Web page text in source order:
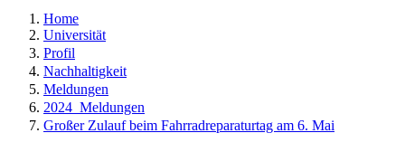
Home
Universität
Profil
Nachhaltigkeit
Meldungen
2024_Meldungen
Großer Zulauf beim Fahrradreparaturtag am 6. Mai